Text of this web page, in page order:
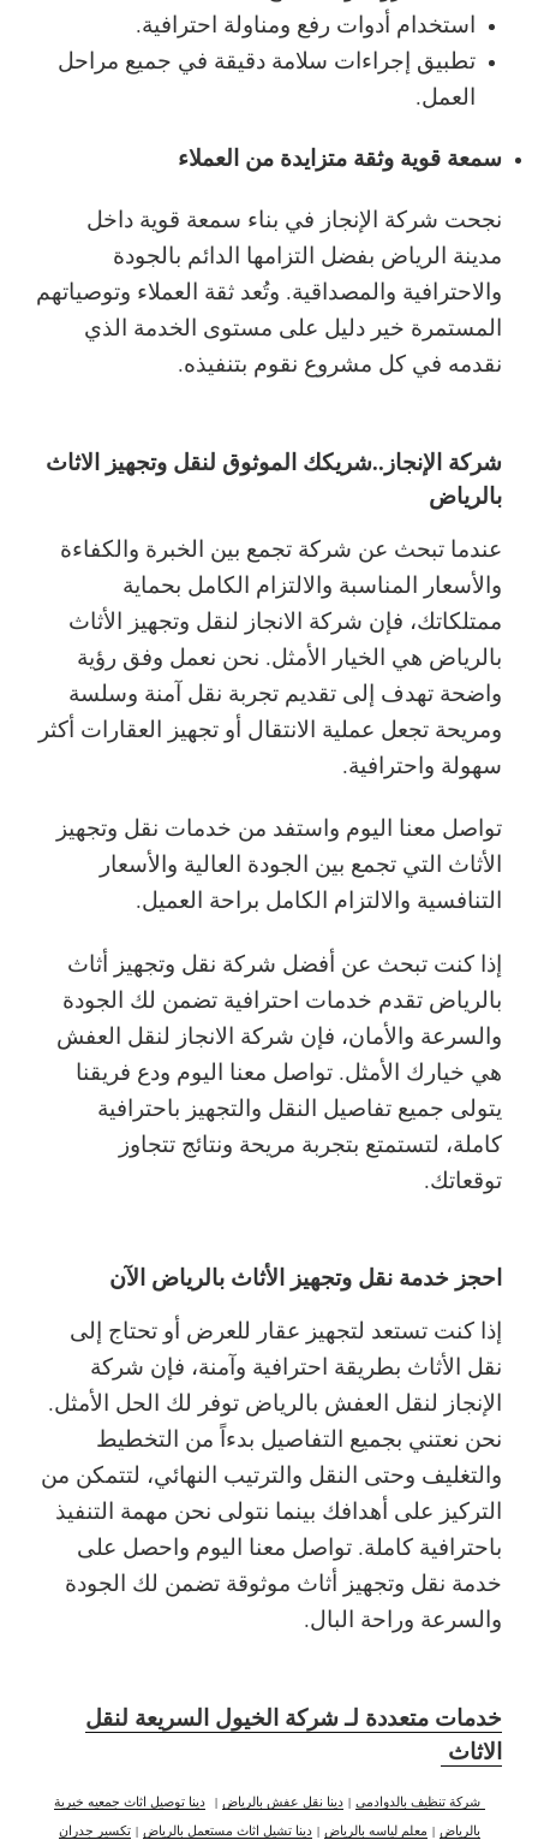
استخدام أدوات رفع ومناولة احترافية.
تطبيق إجراءات سلامة دقيقة في جميع مراحل
العمل.
سمعة قوية وثقة متزايدة من العملاء
نجحت شركة الإنجاز في بناء سمعة قوية داخل
مدينة الرياض بفضل التزامها الدائم بالجودة
والاحترافية والمصداقية. وتُعد ثقة العملاء وتوصياتهم
المستمرة خير دليل على مستوى الخدمة الذي
نقدمه في كل مشروع نقوم بتنفيذه.
شركة الإنجاز..شريكك الموثوق لنقل وتجهيز الاثاث
بالرياض
عندما تبحث عن شركة تجمع بين الخبرة والكفاءة
والأسعار المناسبة والالتزام الكامل بحماية
ممتلكاتك، فإن شركة الانجاز لنقل وتجهيز الأثاث
بالرياض هي الخيار الأمثل. نحن نعمل وفق رؤية
واضحة تهدف إلى تقديم تجربة نقل آمنة وسلسة
ومريحة تجعل عملية الانتقال أو تجهيز العقارات أكثر
سهولة واحترافية.
تواصل معنا اليوم واستفد من خدمات نقل وتجهيز
الأثاث التي تجمع بين الجودة العالية والأسعار
التنافسية والالتزام الكامل براحة العميل.
إذا كنت تبحث عن أفضل شركة نقل وتجهيز أثاث
بالرياض تقدم خدمات احترافية تضمن لك الجودة
والسرعة والأمان، فإن شركة الانجاز لنقل العفش
هي خيارك الأمثل. تواصل معنا اليوم ودع فريقنا
يتولى جميع تفاصيل النقل والتجهيز باحترافية
كاملة، لتستمتع بتجربة مريحة ونتائج تتجاوز
توقعاتك.
احجز خدمة نقل وتجهيز الأثاث بالرياض الآن
إذا كنت تستعد لتجهيز عقار للعرض أو تحتاج إلى
نقل الأثاث بطريقة احترافية وآمنة، فإن شركة
الإنجاز لنقل العفش بالرياض توفر لك الحل الأمثل.
نحن نعتني بجميع التفاصيل بدءاً من التخطيط
والتغليف وحتى النقل والترتيب النهائي، لتتمكن من
التركيز على أهدافك بينما نتولى نحن مهمة التنفيذ
باحترافية كاملة. تواصل معنا اليوم واحصل على
خدمة نقل وتجهيز أثاث موثوقة تضمن لك الجودة
والسرعة وراحة البال.
خدمات متعددة لـ شركة الخيول السريعة لنقل
الاثاث
شركة تنظيف بالدوادمي |دينا نقل عفش بالرياض |دينا توصيل اثاث جمعيه خيرية
بالرياض | معلم لياسه بالرياض |دينا تشيل اثاث مستعمل بالرياض |تكسير جدران